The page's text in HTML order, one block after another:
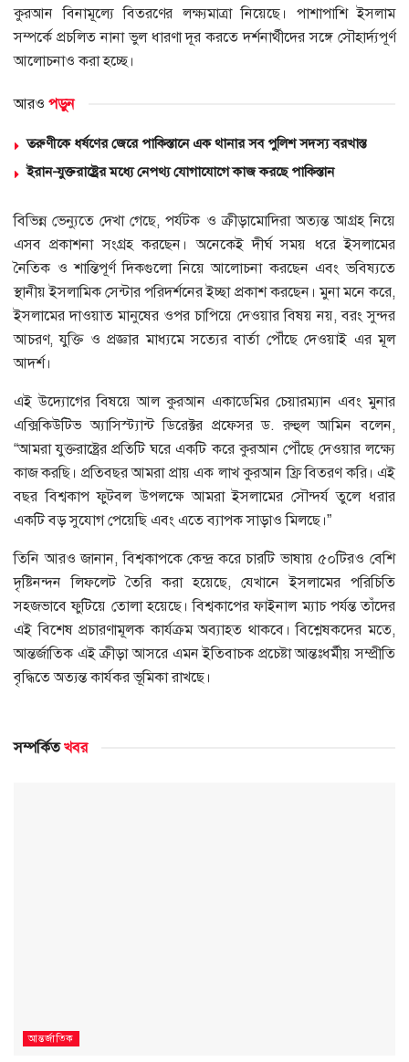
কুরআন বিনামূল্যে বিতরণের লক্ষ্যমাত্রা নিয়েছে। পাশাপাশি ইসলাম
সম্পর্কে প্রচলিত নানা ভুল ধারণা দূর করতে দর্শনার্থীদের সঙ্গে সৌহার্দ্যপূর্ণ
আলোচনাও করা হচ্ছে।
আরও পড়ুন
তরুণীকে ধর্ষণের জেরে পাকিস্তানে এক থানার সব পুলিশ সদস্য বরখাস্ত
ইরান-যুক্তরাষ্ট্রের মধ্যে নেপথ্য যোগাযোগে কাজ করছে পাকিস্তান
বিভিন্ন ভেন্যুতে দেখা গেছে, পর্যটক ও ক্রীড়ামোদিরা অত্যন্ত আগ্রহ নিয়ে
এসব প্রকাশনা সংগ্রহ করছেন। অনেকেই দীর্ঘ সময় ধরে ইসলামের
নৈতিক ও শান্তিপূর্ণ দিকগুলো নিয়ে আলোচনা করছেন এবং ভবিষ্যতে
স্থানীয় ইসলামিক সেন্টার পরিদর্শনের ইচ্ছা প্রকাশ করছেন। মুনা মনে করে,
ইসলামের দাওয়াত মানুষের ওপর চাপিয়ে দেওয়ার বিষয় নয়, বরং সুন্দর
আচরণ, যুক্তি ও প্রজ্ঞার মাধ্যমে সত্যের বার্তা পৌঁছে দেওয়াই এর মূল
আদর্শ।
এই উদ্যোগের বিষয়ে আল কুরআন একাডেমির চেয়ারম্যান এবং মুনার
এক্সিকিউটিভ অ্যাসিস্ট্যান্ট ডিরেক্টর প্রফেসর ড. রুহুল আমিন বলেন,
“আমরা যুক্তরাষ্ট্রের প্রতিটি ঘরে একটি করে কুরআন পৌঁছে দেওয়ার লক্ষ্যে
কাজ করছি। প্রতিবছর আমরা প্রায় এক লাখ কুরআন ফ্রি বিতরণ করি। এই
বছর বিশ্বকাপ ফুটবল উপলক্ষে আমরা ইসলামের সৌন্দর্য তুলে ধরার
একটি বড় সুযোগ পেয়েছি এবং এতে ব্যাপক সাড়াও মিলছে।”
তিনি আরও জানান, বিশ্বকাপকে কেন্দ্র করে চারটি ভাষায় ৫০টিরও বেশি
দৃষ্টিনন্দন লিফলেট তৈরি করা হয়েছে, যেখানে ইসলামের পরিচিতি
সহজভাবে ফুটিয়ে তোলা হয়েছে। বিশ্বকাপের ফাইনাল ম্যাচ পর্যন্ত তাঁদের
এই বিশেষ প্রচারণামূলক কার্যক্রম অব্যাহত থাকবে। বিশ্লেষকদের মতে,
আন্তর্জাতিক এই ক্রীড়া আসরে এমন ইতিবাচক প্রচেষ্টা আন্তঃধর্মীয় সম্প্রীতি
বৃদ্ধিতে অত্যন্ত কার্যকর ভূমিকা রাখছে।
সম্পর্কিতখবর
আন্তর্জাতিক